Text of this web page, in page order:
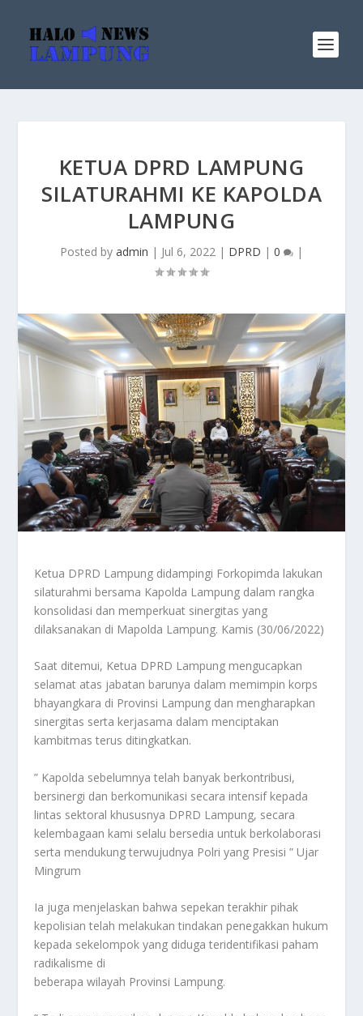
KETUA DPRD LAMPUNG
SILATURAHMI KE KAPOLDA
LAMPUNG
Posted by admin | Jul 6, 2022 | DPRD | 0 |
Ketua DPRD Lampung didampingi Forkopimda lakukan
silaturahmi bersama Kapolda Lampung dalam rangka
konsolidasi dan memperkuat sinergitas yang
dilaksanakan di Mapolda Lampung. Kamis (30/06/2022)
Saat ditemui, Ketua DPRD Lampung mengucapkan
selamat atas jabatan barunya dalam memimpin korps
bhayangkara di Provinsi Lampung dan mengharapkan
sinergitas serta kerjasama dalam menciptakan
kambitmas terus ditingkatkan.
” Kapolda sebelumnya telah banyak berkontribusi,
bersinergi dan berkomunikasi secara intensif kepada
lintas sektoral khususnya DPRD Lampung, secara
kelembagaan kami selalu bersedia untuk berkolaborasi
serta mendukung terwujudnya Polri yang Presisi ” Ujar
Mingrum
Ia juga menjelaskan bahwa sepekan terakhir pihak
kepolisian telah melakukan tindakan penegakkan hukum
kepada sekelompok yang diduga teridentifikasi paham
radikalisme di
beberapa wilayah Provinsi Lampung.